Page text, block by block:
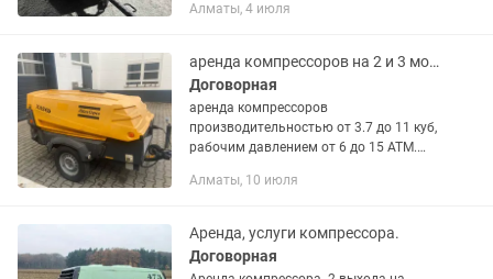
Алматы, 4 июля
аренда компрессоров на 2 и 3 молотка
Договорная
аренда компрессоров
производительностью от 3.7 до 11 куб,
рабочим давлением от 6 до 15 АТМ.
документов с НДС
Алматы, 10 июля
Аренда, услуги компрессора.
Договорная